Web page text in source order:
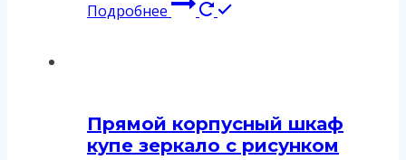
Подробнее
Прямой корпусный шкаф
купе зеркало с рисунком